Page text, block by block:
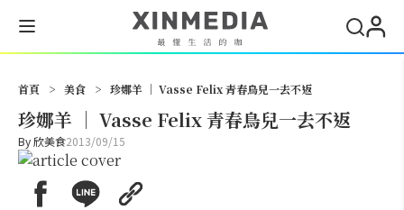
首頁 > 美食 > 珍娜羊 │ Vasse Felix 青春鳥兒一去不返
珍娜羊 │ Vasse Felix 青春鳥兒一去不返
By欣美食2013/09/15